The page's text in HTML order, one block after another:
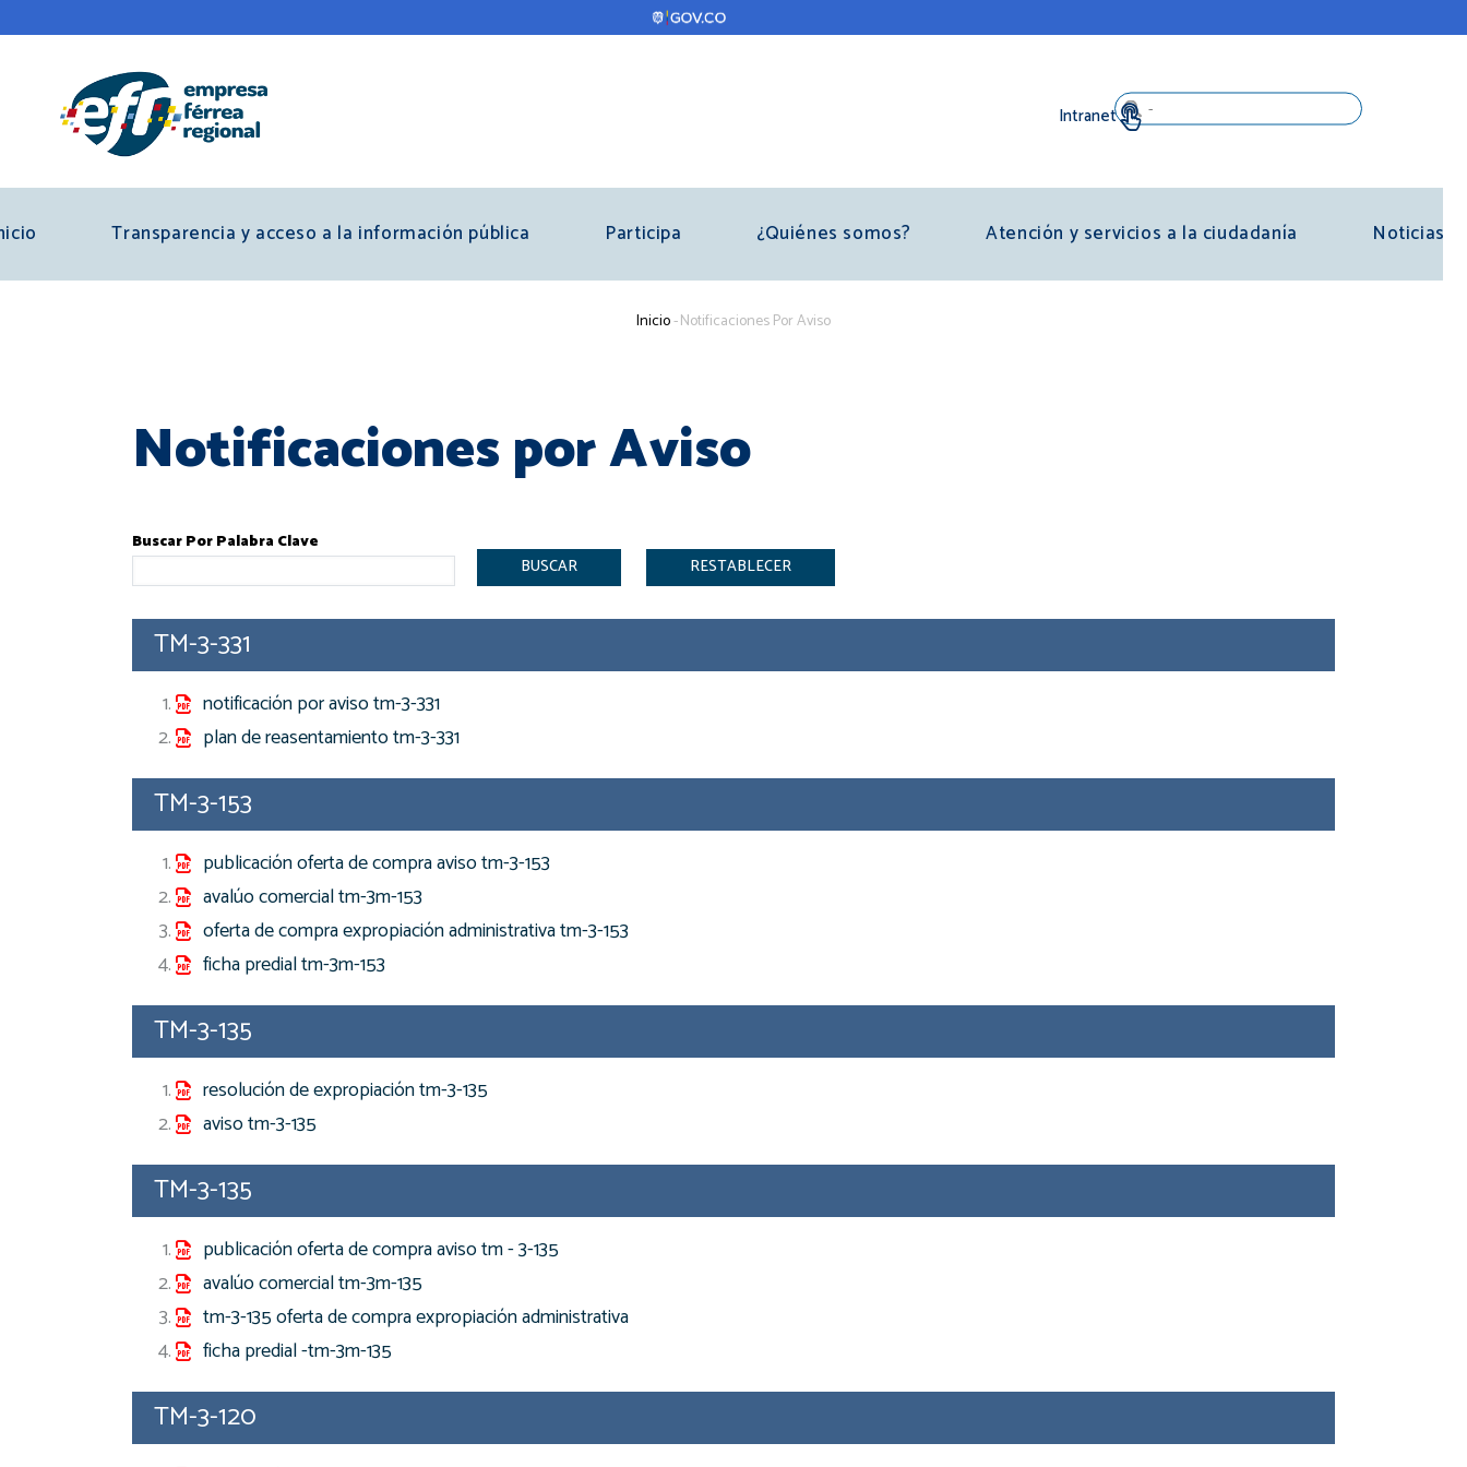
contenido
Transparencia y acceso a la información pública Participa ¿Quiénes somos? Atención y servicios a la ciudadanía Noticias
Sobrescribir
ayuda
a
Inicio-Notificaciones Por Aviso
Notificaciones por Aviso
Buscar Por Palabra Clave
TM-3-331
notificación por aviso tm-3-331
plan de reasentamiento tm-3-331
TM-3-153
publicación oferta de compra aviso tm-3-153
avalúo comercial tm-3m-153
oferta de compra expropiación administrativa tm-3-153
ficha predial tm-3m-153
TM-3-135
resolución de expropiación tm-3-135
aviso tm-3-135
TM-3-135
publicación oferta de compra aviso tm - 3-135
avalúo comercial tm-3m-135
tm-3-135 oferta de compra expropiación administrativa
ficha predial -tm-3m-135
TM-3-120